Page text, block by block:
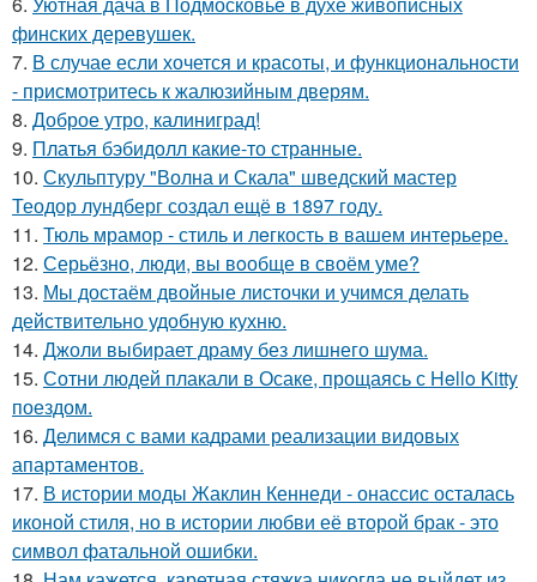
финских деревушек.
7. В случае если хочется и красоты, и функциональности
- присмотритесь к жалюзийным дверям.
8. Доброе утро, калиниград!
9. Платья бэбидолл какие-то странные.
10. Скульптуру "Волна и Скала" шведский мастер
Теодор лундберг создал ещё в 1897 году.
11. Тюль мрамор - стиль и лeгкость в вашем интерьере.
12. Серьёзно, люди, вы вoобще в своём уме?
13. Мы достаём двойные листочки и учимся делать
действительно удобную кухню.
14. Джоли выбирает драму без лишнего шума.
15. Сотни людей плакали в Осаке, прощаясь с Hello Kitty
поездом.
16. Делимся с вами кадрами реализации видовых
апартаментов.
17. В истории моды Жаклин Кеннеди - онассис осталась
иконой стиля, но в истории любви её второй брак - это
символ фатальной ошибки.